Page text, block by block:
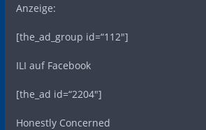
Anzeige:
[the_ad_group id=“112″]
ILI auf Facebook
[the_ad id=“2204″]
Honestly Concerned